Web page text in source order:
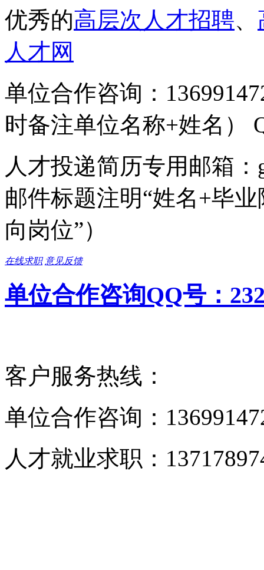
优秀的高层次人才招聘、
人才网
单位合作咨询：
时备注单位名称+姓名）
人才投递简历专用邮箱：
邮件标题注明“姓名+毕
向岗位”）
在线求职 意见反馈
单位合作咨询QQ号：
客户服务热线：
单位合作咨询：
人才就业求职：